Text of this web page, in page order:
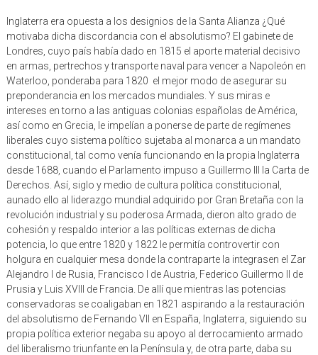
Inglaterra era opuesta a los designios de la Santa Alianza ¿Qué
motivaba dicha discordancia con el absolutismo? El gabinete de
Londres, cuyo país había dado en 1815 el aporte material decisivo
en armas, pertrechos y transporte naval para vencer a Napoleón en
Waterloo, ponderaba para 1820 el mejor modo de asegurar su
preponderancia en los mercados mundiales. Y sus miras e
intereses en torno a las antiguas colonias españolas de América,
así como en Grecia, le impelían a ponerse de parte de regímenes
liberales cuyo sistema político sujetaba al monarca a un mandato
constitucional, tal como venía funcionando en la propia Inglaterra
desde 1688, cuando el Parlamento impuso a Guillermo III la Carta de
Derechos. Así, siglo y medio de cultura política constitucional,
aunado ello al liderazgo mundial adquirido por Gran Bretaña con la
revolución industrial y su poderosa Armada, dieron alto grado de
cohesión y respaldo interior a las políticas externas de dicha
potencia, lo que entre 1820 y 1822 le permitía controvertir con
holgura en cualquier mesa donde la contraparte la integrasen el Zar
Alejandro I de Rusia, Francisco I de Austria, Federico Guillermo II de
Prusia y Luis XVIII de Francia. De allí que mientras las potencias
conservadoras se coaligaban en 1821 aspirando a la restauración
del absolutismo de Fernando VII en España, Inglaterra, siguiendo su
propia política exterior negaba su apoyo al derrocamiento armado
del liberalismo triunfante en la Península y, de otra parte, daba su